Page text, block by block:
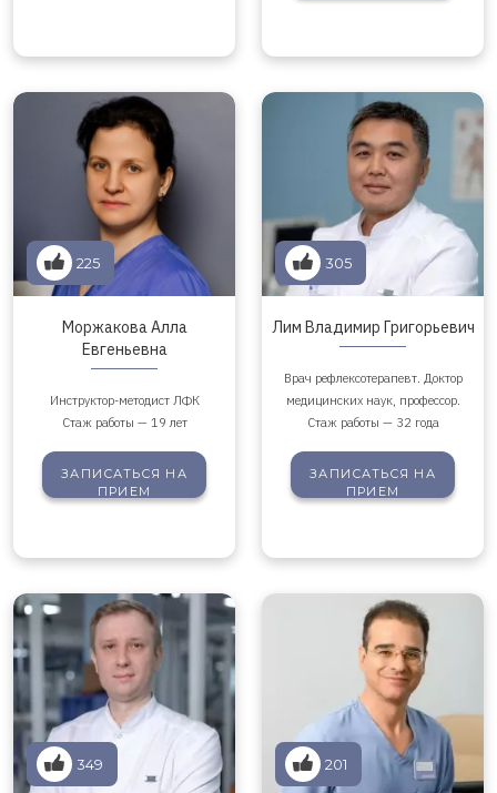
225
Моржакова Алла
Евгеньевна
Инструктор-методист ЛФК
Стаж работы — 19 лет
ЗАПИСАТЬСЯ НА
ПРИЕМ
305
Лим Владимир Григорьевич
Врач рефлексотерапевт. Доктор
медицинских наук, профессор.
Стаж работы — 32 года
ЗАПИСАТЬСЯ НА
ПРИЕМ
349 201